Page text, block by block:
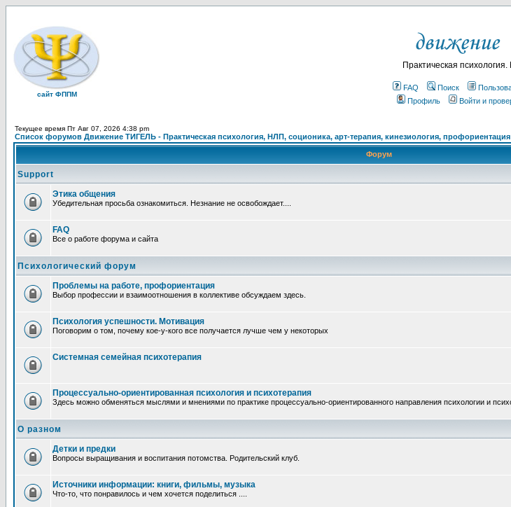
сайт ФППМ
Практическая
FAQ Поиск
Профиль
Войти и
Текущее время Пт Авг 07, 2026 4:38 pm
Список форумов Движение ТИГЕЛЬ - Практическая психология, НЛП, соционика, арт-терапия, кинезиология, профориентация
Форум
Support
Этика общения
Убедительная просьба ознакомиться. Незнание не освобождает....
FAQ
Все о работе форума и сайта
Психологический форум
Проблемы на работе, профориентация
Выбор профессии и взаимоотношения в коллективе обсуждаем здесь.
Психология успешности. Мотивация
Поговорим о том, почему кое-у-кого все получается лучше чем у некоторых
Системная семейная психотерапия
Процессуально-ориентированная психология и психотерапия
Здесь можно обменяться мыслями и мнениями по практике процессуально-ориентированного направления психологии и
О разном
Детки и предки
Вопросы выращивания и воспитания потомства. Родительский клуб.
Источники информации: книги, фильмы, музыка
Что-то, что понравилось и чем хочется поделиться ....